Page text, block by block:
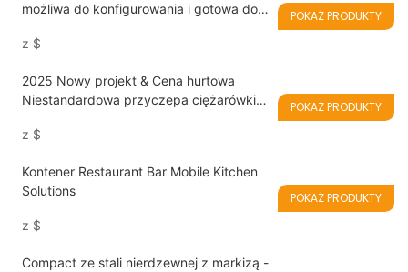
możliwa do konfigurowania i gotowa do
z $
POKAŻ PRODUKTY
2025 Nowy projekt & Cena hurtowa
Niestandardowa przyczepa ciężarówki z
CE/DOT
z $
POKAŻ PRODUKTY
Kontener Restaurant Bar Mobile Kitchen
Solutions
z $
POKAŻ PRODUKTY
Compact ze stali nierdzewnej z markizą -